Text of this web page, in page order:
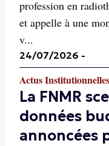
profession en
et appelle à une
v...
24/07/2026 -
Actus Institutionnelles
La FNMR
données
annoncées